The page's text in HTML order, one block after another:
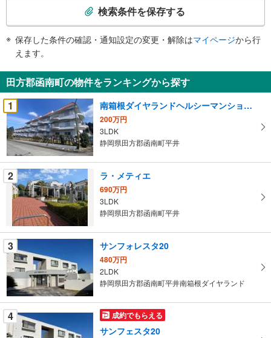
知
を
受
け
取
る
・
条
件
を
マ
イ
ペ
ー
ジ
に
保
存
す
る
検索条件を保存する
保存した条件の確認・通知設定の変更・解除はマイページから行
えます。
田方郡函南町の物件をランキングから探す
1
南箱根ダイヤランドヘルシーマンションオリーブヒル
200万円
3LDK
静岡県田方郡函南町平井
2 ラ・メティエ
690万円
3LDK
静岡県田方郡函南町平井
3 サンフォレスタ20
480万円
2LDK
静岡県田方郡函南町平井南箱根ダイヤランド
4 成約でもらえる
サンフェスタ20